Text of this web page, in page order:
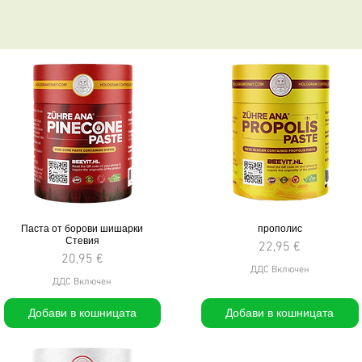
Паста от борови шишарки
Стевия
Цена
20,95 €
ДДС Включен
Добави в кошницата
прополис
Цена
22,95 €
ДДС Включен
Добави в кошницата